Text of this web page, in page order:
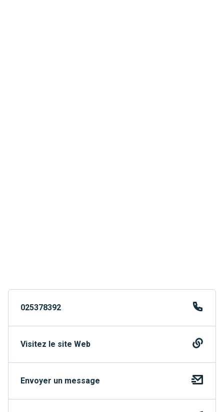
025378392
Visitez le site Web
Envoyer un message